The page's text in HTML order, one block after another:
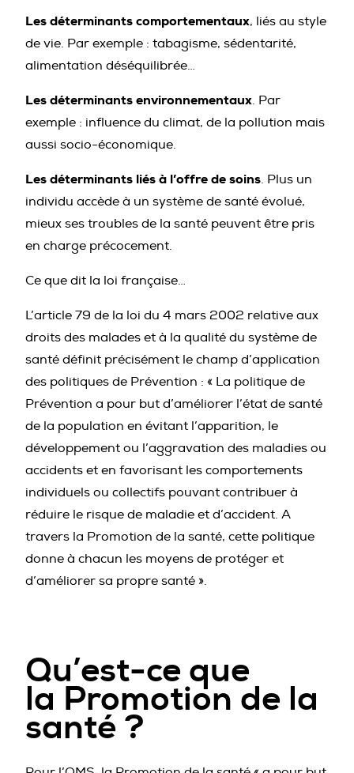
Les déterminants comportementaux, liés au style
de vie. Par exemple : tabagisme, sédentarité,
alimentation déséquilibrée…
Les déterminants environnementaux. Par
exemple : influence du climat, de la pollution mais
aussi socio-économique.
Les déterminants liés à l’offre de soins. Plus un
individu accède à un système de santé évolué,
mieux ses troubles de la santé peuvent être pris
en charge précocement.
Ce que dit la loi française…
L’article 79 de la loi du 4 mars 2002 relative aux
droits des malades et à la qualité du système de
santé définit précisément le champ d’application
des politiques de Prévention : « La politique de
Prévention a pour but d’améliorer l’état de santé
de la population en évitant l’apparition, le
développement ou l’aggravation des maladies ou
accidents et en favorisant les comportements
individuels ou collectifs pouvant contribuer à
réduire le risque de maladie et d’accident. A
travers la Promotion de la santé, cette politique
donne à chacun les moyens de protéger et
d’améliorer sa propre santé ».
Qu’est-ce que
la Promotion de la
santé ?